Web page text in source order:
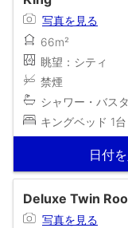
写真を見る
66m²
眺望：シティ
禁煙
シャワー・バス
キングベッド 1台
日付
Deluxe Twin
写真を見る